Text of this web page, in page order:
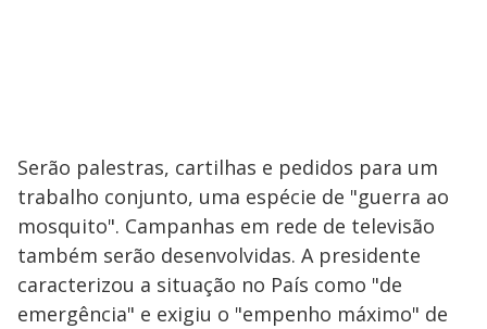
Serão palestras, cartilhas e pedidos para um
trabalho conjunto, uma espécie de "guerra ao
mosquito". Campanhas em rede de televisão
também serão desenvolvidas. A presidente
caracterizou a situação no País como "de
emergência" e exigiu o "empenho máximo" de